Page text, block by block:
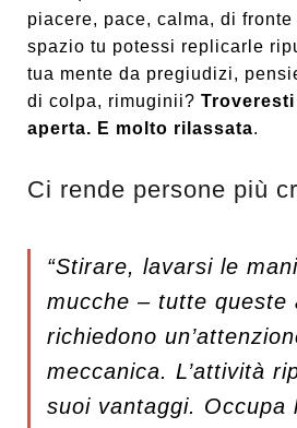
piacere, pace, calma, di
spazio tu potessi replicarle
tua mente da pregiudizi,
di colpa, rimuginii?
aperta. E molto rilassata.
Ci rende persone più
“Stirare, lavarsi le
mucche – tutte queste
richiedono
meccanica. L’attività
suoi vantaggi. Occupa